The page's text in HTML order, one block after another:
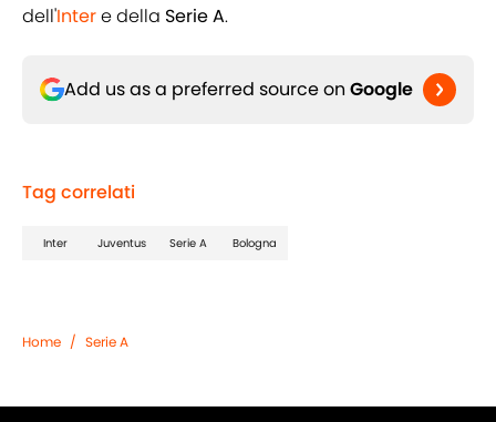
dell'Intere della Serie A.
Add us as a preferred source on Google
Tag correlati
Inter Juventus Serie A Bologna
Home / Serie A